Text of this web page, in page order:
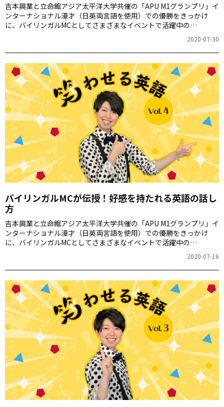
吉本興業と立命館アジア太平洋大学共催の「APU M1グランプリ」イ
ンターナショナル漫才（日英両言語を使用）での優勝をきっかけ
に、バイリンガルMCとしてさまざまなイベントで活躍中の
語」の第5回は、英語で褒めていいことと悪いことについてお届けし
ます。
2020-07-30
バイリンガルMCが伝授！好感を持たれる英語の話し
方
吉本興業と立命館アジア太平洋大学共催の「APU M1グランプリ」イ
ンターナショナル漫才（日英両言語を使用）での優勝をきっかけ
に、バイリンガルMCとしてさまざまなイベントで活躍中の
語」の第4回は、好感を持たれやすい話し方についてお届けします。
2020-07-16